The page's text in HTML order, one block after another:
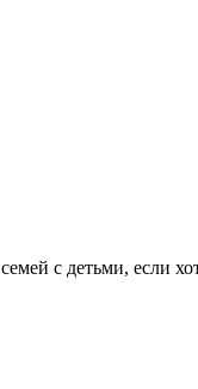
с детьми, если